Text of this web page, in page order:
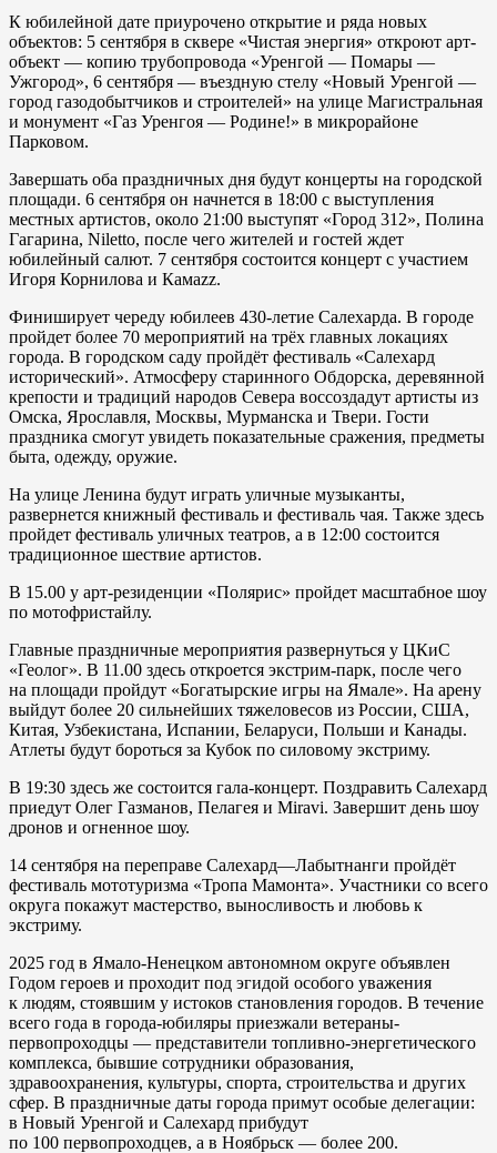
К юбилейной дате приурочено открытие и ряда новых
объектов: 5 сентября в сквере «Чистая энергия» откроют арт-
объект — копию трубопровода «Уренгой — Помары —
Ужгород», 6 сентября — въездную стелу «Новый Уренгой —
город газодобытчиков и строителей» на улице Магистральная
и монумент «Газ Уренгоя — Родине!» в микрорайоне
Парковом.
Завершать оба праздничных дня будут концерты на городской
площади. 6 сентября он начнется в 18:00 с выступления
местных артистов, около 21:00 выступят «Город 312», Полина
Гагарина, Niletto, после чего жителей и гостей ждет
юбилейный салют. 7 сентября состоится концерт с участием
Игоря Корнилова и Камаzz.
Финиширует череду юбилеев 430-летие Салехарда. В городе
пройдет более 70 мероприятий на трёх главных локациях
города. В городском саду пройдёт фестиваль «Салехард
исторический». Атмосферу старинного Обдорска, деревянной
крепости и традиций народов Севера воссоздадут артисты из
Омска, Ярославля, Москвы, Мурманска и Твери. Гости
праздника смогут увидеть показательные сражения, предметы
быта, одежду, оружие.
На улице Ленина будут играть уличные музыканты,
развернется книжный фестиваль и фестиваль чая. Также здесь
пройдет фестиваль уличных театров, а в 12:00 состоится
традиционное шествие артистов.
В 15.00 у арт-резиденции «Полярис» пройдет масштабное шоу
по мотофристайлу.
Главные праздничные мероприятия развернуться у ЦКиС
«Геолог». В 11.00 здесь откроется экстрим-парк, после чего
на площади пройдут «Богатырские игры на Ямале». На арену
выйдут более 20 сильнейших тяжеловесов из России, США,
Китая, Узбекистана, Испании, Беларуси, Польши и Канады.
Атлеты будут бороться за Кубок по силовому экстриму.
В 19:30 здесь же состоится гала-концерт. Поздравить Салехард
приедут Олег Газманов, Пелагея и Miravi. Завершит день шоу
дронов и огненное шоу.
14 сентября на переправе Салехард—Лабытнанги пройдёт
фестиваль мототуризма «Тропа Мамонта». Участники со всего
округа покажут мастерство, выносливость и любовь к
экстриму.
2025 год в Ямало-Ненецком автономном округе объявлен
Годом героев и проходит под эгидой особого уважения
к людям, стоявшим у истоков становления городов. В течение
всего года в города-юбиляры приезжали ветераны-
первопроходцы — представители топливно-энергетического
комплекса, бывшие сотрудники образования,
здравоохранения, культуры, спорта, строительства и других
сфер. В праздничные даты города примут особые делегации:
в Новый Уренгой и Салехард прибудут
по 100 первопроходцев, а в Ноябрьск — более 200.